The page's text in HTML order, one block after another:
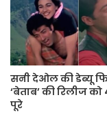
सनी देओल की डेब्यू
‘बेताब’ की रिलीज
पूरे